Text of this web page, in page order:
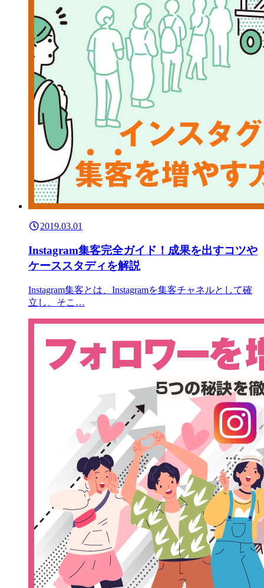
2019.03.01
Instagram集客完全ガイド！成果を出すコツや
ケーススタディを解説
Instagram集客とは、Instagramを集客チャネルとして確
立し、そこ…